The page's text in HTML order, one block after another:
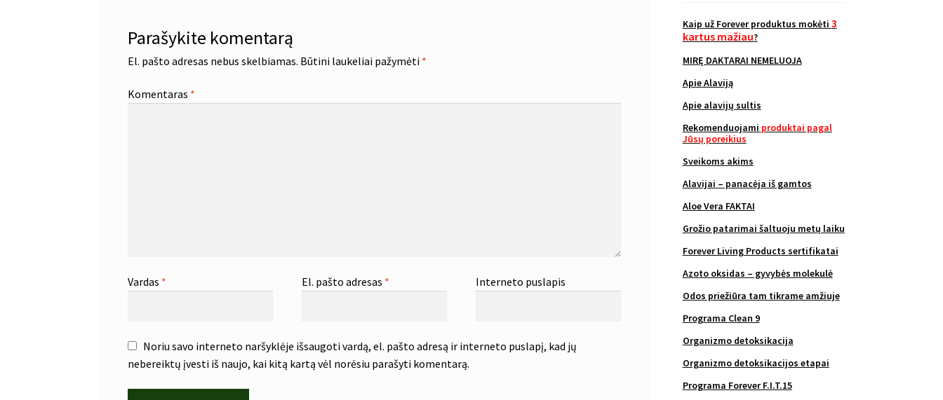
Parašykite komentarą
El. pašto adresas nebus skelbiamas. Būtini laukeliai pažymėti *
Komentaras *
Vardas * El. pašto adresas * Interneto puslapis
Noriu savo interneto naršyklėje išsaugoti vardą, el. pašto adresą ir interneto puslapį, kad jų
nebereiktų įvesti iš naujo, kai kitą kartą vėl norėsiu parašyti komentarą.
Kaip už Forever produktus mokėti 3
kartus mažiau?
MIRĘ DAKTARAI NEMELUOJA
Apie Alaviją
Apie alavijų sultis
Rekomenduojami produktai pagal
Jūsų poreikius
Sveikoms akims
Alavijai – panacėja iš gamtos
Aloe Vera FAKTAI
Grožio patarimai šaltuoju metų laiku
Forever Living Products sertifikatai
Azoto oksidas – gyvybės molekulė
Odos priežiūra tam tikrame amžiuje
Programa Clean 9
Organizmo detoksikacija
Organizmo detoksikacijos etapai
Programa Forever F.I.T.15